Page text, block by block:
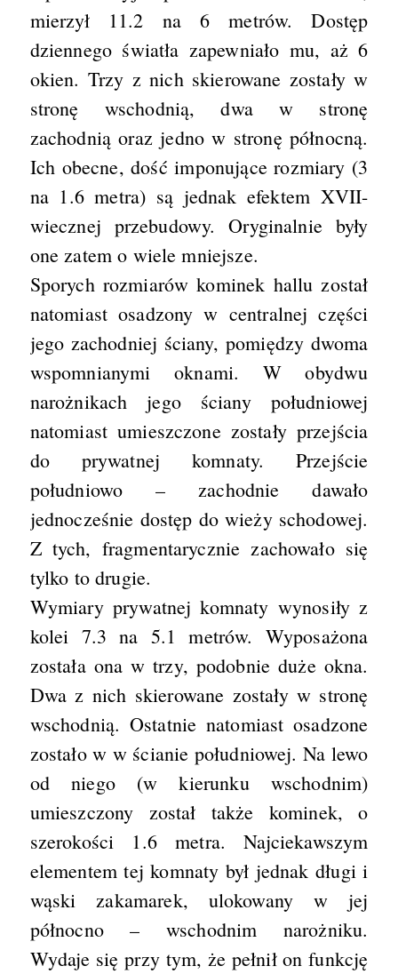
mierzył 11.2 na 6 metrów. Dostęp
dziennego światła zapewniało mu, aż 6
okien. Trzy z nich skierowane zostały w
stronę wschodnią, dwa w stronę
zachodnią oraz jedno w stronę północną.
Ich obecne, dość imponujące rozmiary (3
na 1.6 metra) są jednak efektem XVII-
wiecznej przebudowy. Oryginalnie były
one zatem o wiele mniejsze.
Sporych rozmiarów kominek hallu został
natomiast osadzony w centralnej części
jego zachodniej ściany, pomiędzy dwoma
wspomnianymi oknami. W obydwu
narożnikach jego ściany południowej
natomiast umieszczone zostały przejścia
do prywatnej komnaty. Przejście
południowo – zachodnie dawało
jednocześnie dostęp do wieży schodowej.
Z tych, fragmentarycznie zachowało się
tylko to drugie.
Wymiary prywatnej komnaty wynosiły z
kolei 7.3 na 5.1 metrów. Wyposażona
została ona w trzy, podobnie duże okna.
Dwa z nich skierowane zostały w stronę
wschodnią. Ostatnie natomiast osadzone
zostało w w ścianie południowej. Na lewo
od niego (w kierunku wschodnim)
umieszczony został także kominek, o
szerokości 1.6 metra. Najciekawszym
elementem tej komnaty był jednak długi i
wąski zakamarek, ulokowany w jej
północno – wschodnim narożniku.
Wydaje się przy tym, że pełnił on funkcję